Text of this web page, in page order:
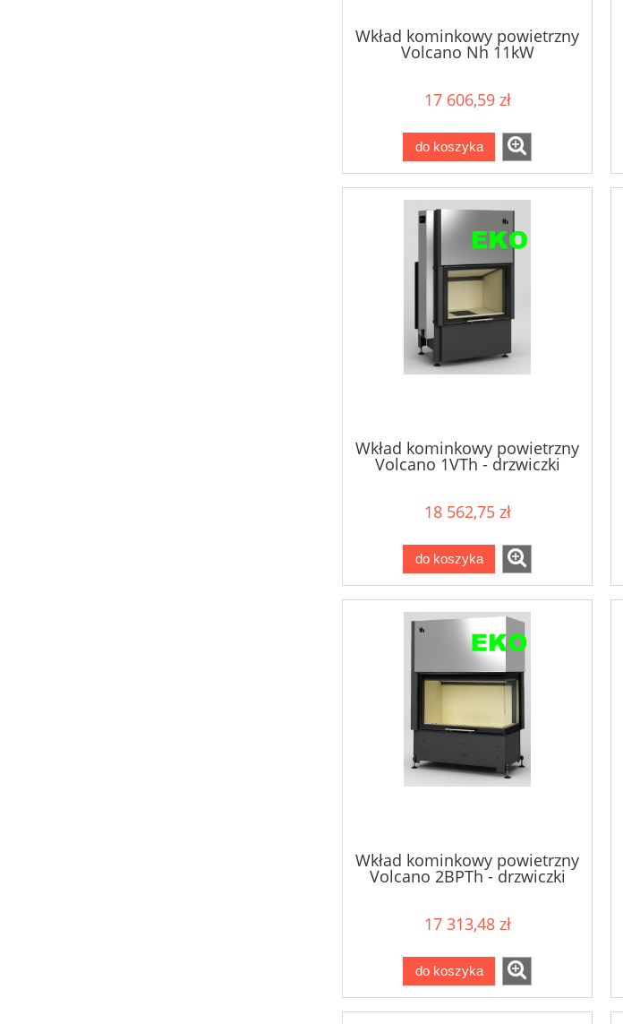
Wkład kominkowy powietrzny
Volcano Nh 11kW
17 606,59 zł
do koszyka
Wkład kominkowy powietrzny
Volcano 1VTh - drzwiczki
18 562,75 zł
do koszyka
Wkład kominkowy powietrzny
Volcano 2BPTh - drzwiczki
17 313,48 zł
do koszyka